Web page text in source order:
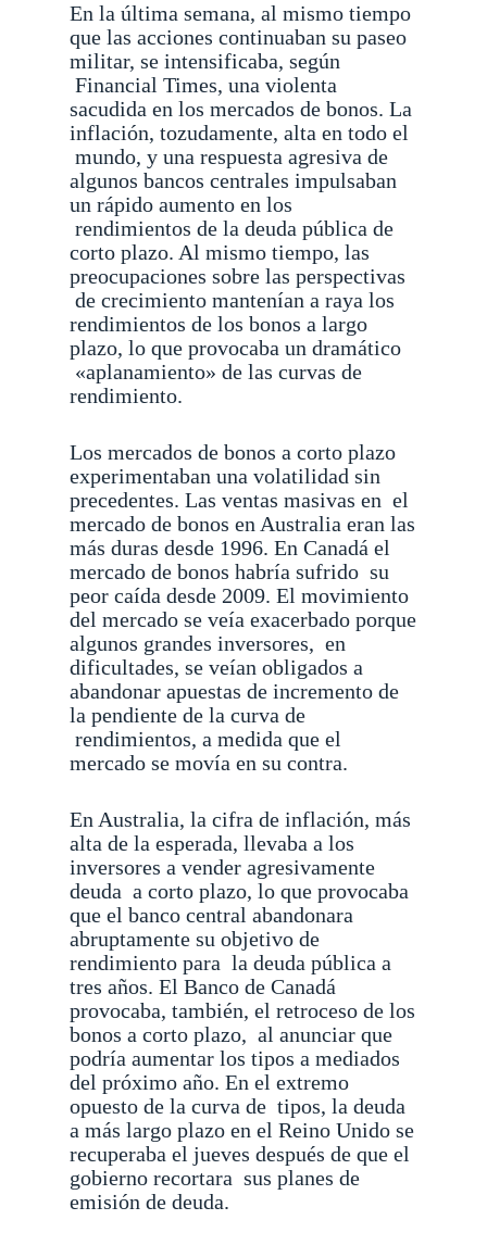
En la última semana, al mismo tiempo
que las acciones continuaban su paseo
militar, se intensificaba, según
Financial Times, una violenta
sacudida en los mercados de bonos. La
inflación, tozudamente, alta en todo el
mundo, y una respuesta agresiva de
algunos bancos centrales impulsaban
un rápido aumento en los
rendimientos de la deuda pública de
corto plazo. Al mismo tiempo, las
preocupaciones sobre las perspectivas
de crecimiento mantenían a raya los
rendimientos de los bonos a largo
plazo, lo que provocaba un dramático
«aplanamiento» de las curvas de
rendimiento.
Los mercados de bonos a corto plazo
experimentaban una volatilidad sin
precedentes. Las ventas masivas en el
mercado de bonos en Australia eran las
más duras desde 1996. En Canadá el
mercado de bonos habría sufrido su
peor caída desde 2009. El movimiento
del mercado se veía exacerbado porque
algunos grandes inversores, en
dificultades, se veían obligados a
abandonar apuestas de incremento de
la pendiente de la curva de
rendimientos, a medida que el
mercado se movía en su contra.
En Australia, la cifra de inflación, más
alta de la esperada, llevaba a los
inversores a vender agresivamente
deuda a corto plazo, lo que provocaba
que el banco central abandonara
abruptamente su objetivo de
rendimiento para la deuda pública a
tres años. El Banco de Canadá
provocaba, también, el retroceso de los
bonos a corto plazo, al anunciar que
podría aumentar los tipos a mediados
del próximo año. En el extremo
opuesto de la curva de tipos, la deuda
a más largo plazo en el Reino Unido se
recuperaba el jueves después de que el
gobierno recortara sus planes de
emisión de deuda.